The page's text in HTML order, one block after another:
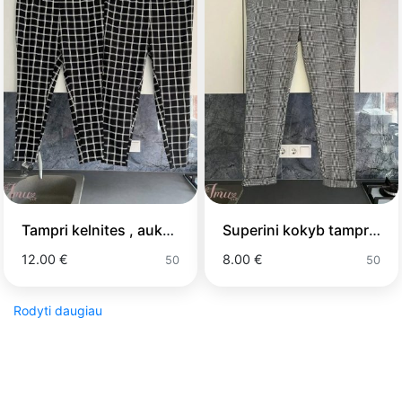
Tampri kelnites , auksta liemo
12.00 € 50
Superini kokyb tampri kelnites - 8eu
8.00 € 50
Rodyti daugiau